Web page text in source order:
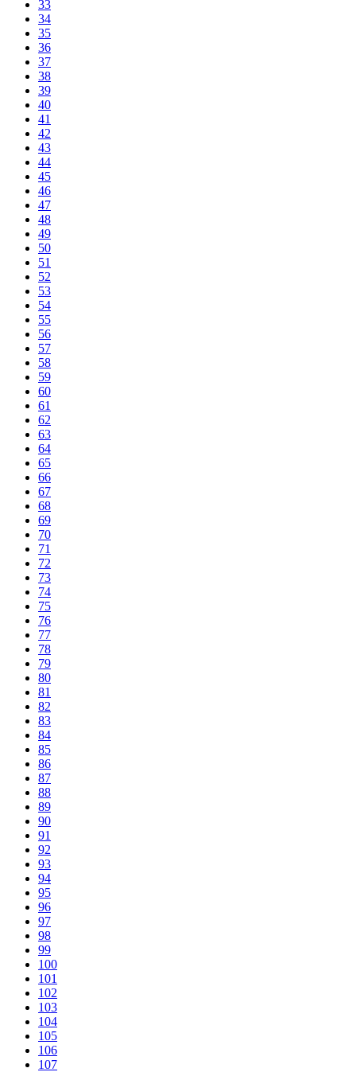
33
34
35
36
37
38
39
40
41
42
43
44
45
46
47
48
49
50
51
52
53
54
55
56
57
58
59
60
61
62
63
64
65
66
67
68
69
70
71
72
73
74
75
76
77
78
79
80
81
82
83
84
85
86
87
88
89
90
91
92
93
94
95
96
97
98
99
100
101
102
103
104
105
106
107